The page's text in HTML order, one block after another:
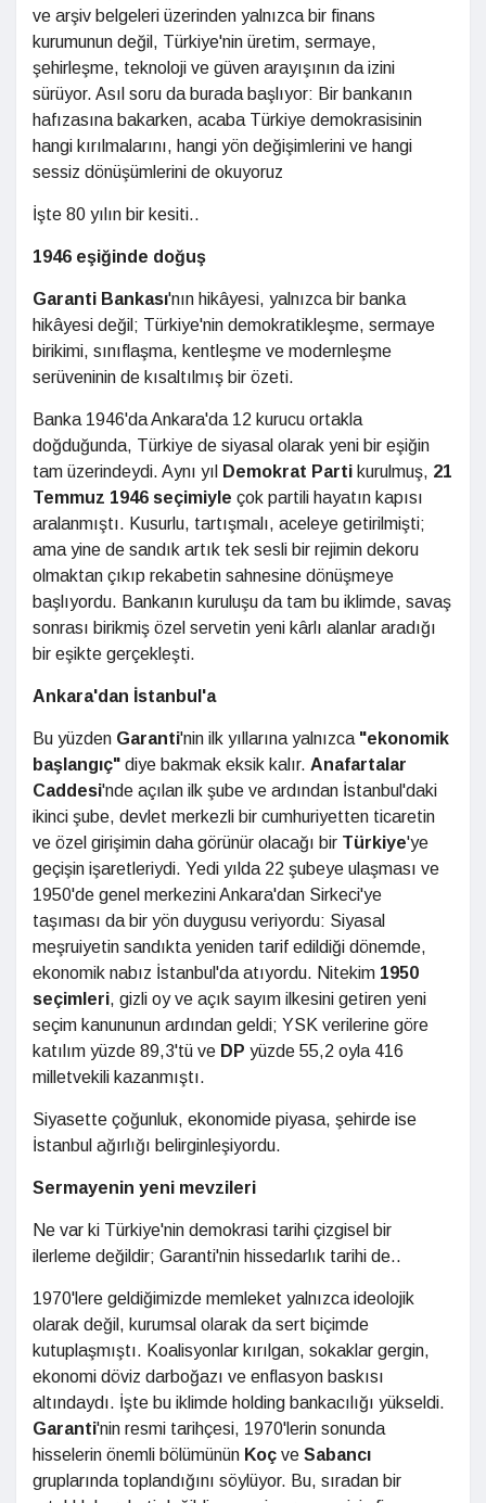
ve arşiv belgeleri üzerinden yalnızca bir finans
kurumunun değil, Türkiye'nin üretim, sermaye,
şehirleşme, teknoloji ve güven arayışının da izini
sürüyor. Asıl soru da burada başlıyor: Bir bankanın
hafızasına bakarken, acaba Türkiye demokrasisinin
hangi kırılmalarını, hangi yön değişimlerini ve hangi
sessiz dönüşümlerini de okuyoruz
İşte 80 yılın bir kesiti..
1946 eşiğinde doğuş
Garanti Bankası'nın hikâyesi, yalnızca bir banka
hikâyesi değil; Türkiye'nin demokratikleşme, sermaye
birikimi, sınıflaşma, kentleşme ve modernleşme
serüveninin de kısaltılmış bir özeti.
Banka 1946'da Ankara'da 12 kurucu ortakla
doğduğunda, Türkiye de siyasal olarak yeni bir eşiğin
tam üzerindeydi. Aynı yıl
Demokrat Parti kurulmuş, 21
Temmuz 1946 seçimiyle çok partili hayatın kapısı
aralanmıştı. Kusurlu, tartışmalı, aceleye getirilmişti;
ama yine de sandık artık tek sesli bir rejimin dekoru
olmaktan çıkıp rekabetin sahnesine dönüşmeye
başlıyordu. Bankanın kuruluşu da tam bu iklimde, savaş
sonrası birikmiş özel servetin yeni kârlı alanlar aradığı
bir eşikte gerçekleşti.
Ankara'dan İstanbul'a
Bu yüzden Garanti'nin ilk yıllarına yalnızca "ekonomik
başlangıç" diye bakmak eksik kalır. Anafartalar
Caddesi'nde açılan ilk şube ve ardından İstanbul'daki
ikinci şube, devlet merkezli bir cumhuriyetten ticaretin
ve özel girişimin daha görünür olacağı bir Türkiye'ye
geçişin işaretleriydi. Yedi yılda 22 şubeye ulaşması ve
1950'de genel merkezini Ankara'dan Sirkeci'ye
taşıması da bir yön duygusu veriyordu: Siyasal
meşruiyetin sandıkta yeniden tarif edildiği dönemde,
ekonomik nabız İstanbul'da atıyordu. Nitekim 1950
seçimleri, gizli oy ve açık sayım ilkesini getiren yeni
seçim kanununun ardından geldi; YSK verilerine göre
katılım yüzde 89,3'tü ve DP yüzde 55,2 oyla 416
milletvekili kazanmıştı.
Siyasette çoğunluk, ekonomide piyasa, şehirde ise
İstanbul ağırlığı belirginleşiyordu.
Sermayenin yeni mevzileri
Ne var ki Türkiye'nin demokrasi tarihi çizgisel bir
ilerleme değildir; Garanti'nin hissedarlık tarihi de..
1970'lere geldiğimizde memleket yalnızca ideolojik
olarak değil, kurumsal olarak da sert biçimde
kutuplaşmıştı. Koalisyonlar kırılgan, sokaklar gergin,
ekonomi döviz darboğazı ve enflasyon baskısı
altındaydı. İşte bu iklimde holding bankacılığı yükseldi.
Garanti'nin resmi tarihçesi, 1970'lerin sonunda
hisselerin önemli bölümünün Koç ve Sabancı
gruplarında toplandığını söylüyor. Bu, sıradan bir